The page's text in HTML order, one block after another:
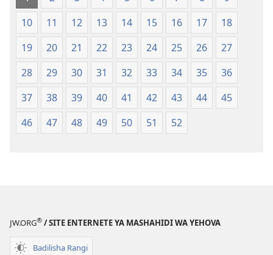
ya
2018)
ya
2018)
10
11 12 13 14 15 16 17
18
19
20 21 22 23 24 25 26
27
28
29 30 31 32 33 34 35
36
37
38 39 40 41 42 43 44
45
46
47 48 49 50 51 52
JW.ORG® / SITE ENTERNETE YA MASHAHIDI WA YEHOVA
Badilisha Rangi